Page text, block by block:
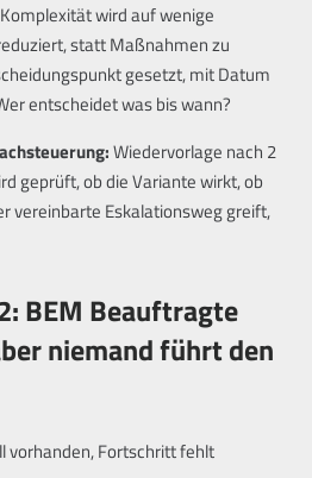
Komplexität wird auf wenige
statt Maßnahmen zu
gesetzt, mit Datum
entscheidet was bis wann?
Wiedervorlage nach 2
geprüft, ob die Variante wirkt, ob
vereinbarte Eskalationsweg greift,
BEM Beauftragte
niemand führt den
vorhanden, Fortschritt fehlt